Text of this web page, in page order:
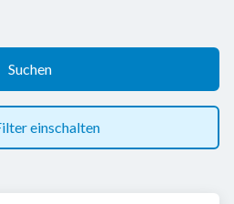
Suchen
einschalten